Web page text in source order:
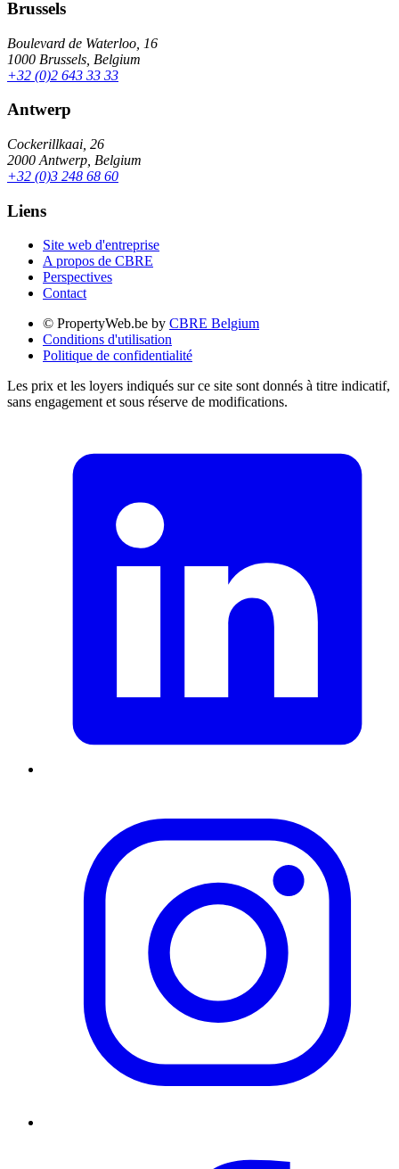
Brussels
Boulevard de Waterloo, 16
1000 Brussels, Belgium
+32 (0)2 643 33 33
Antwerp
Cockerillkaai, 26
2000 Antwerp, Belgium
+32 (0)3 248 68 60
Liens
Site web d'entreprise
A propos de CBRE
Perspectives
Contact
© PropertyWeb.be by CBRE Belgium
Conditions d'utilisation
Politique de confidentialité
Les prix et les loyers indiqués sur ce site sont donnés à titre indicatif,
sans engagement et sous réserve de modifications.